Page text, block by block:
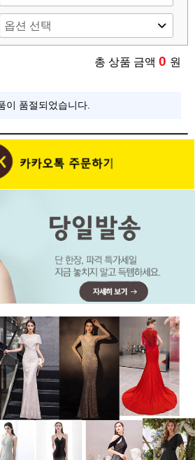
총 상품 금액 0 원
이 품절되었습니다.